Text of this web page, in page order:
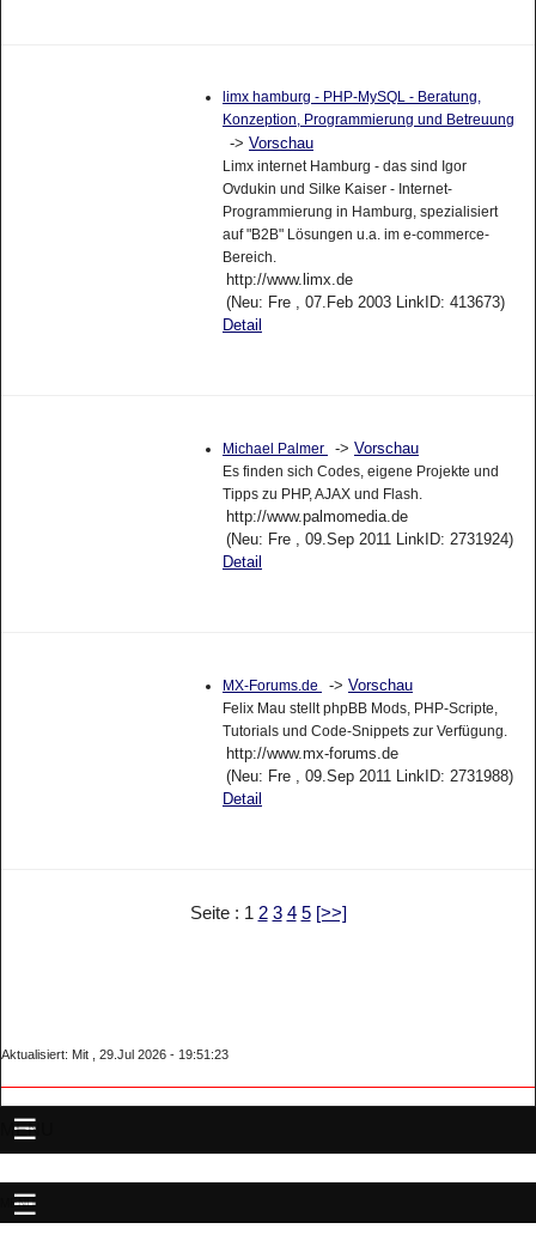
limx hamburg - PHP-MySQL - Beratung,
Konzeption, Programmierung und Betreuung
-> Vorschau
Limx internet Hamburg - das sind Igor
Ovdukin und Silke Kaiser - Internet-
Programmierung in Hamburg, spezialisiert
auf "B2B" Lösungen u.a. im e-commerce-
Bereich.
http://www.limx.de
(Neu: Fre , 07.Feb 2003 LinkID: 413673)
Detail
Michael Palmer -> Vorschau
Es finden sich Codes, eigene Projekte und
Tipps zu PHP, AJAX und Flash.
http://www.palmomedia.de
(Neu: Fre , 09.Sep 2011 LinkID: 2731924)
Detail
MX-Forums.de -> Vorschau
Felix Mau stellt phpBB Mods, PHP-Scripte,
Tutorials und Code-Snippets zur Verfügung.
http://www.mx-forums.de
(Neu: Fre , 09.Sep 2011 LinkID: 2731988)
Detail
Seite : 1 2 3 4 5 [>>]
Aktualisiert: Mit , 29.Jul 2026 - 19:51:23
MENU
MENU